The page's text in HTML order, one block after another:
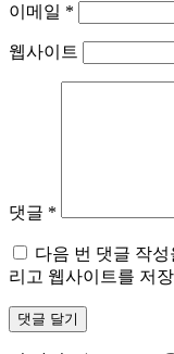
이메일 *
웹사이트
댓글 *
다음 번 댓글 작
리고 웹사이트를 저